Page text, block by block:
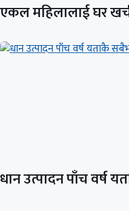
एकल महिलालाई घर खर्च
धान उत्पादन पाँच वर्ष